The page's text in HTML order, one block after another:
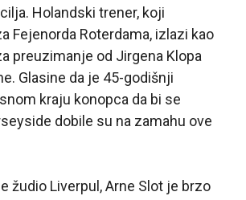
Holandski trener, koji
Fejenorda Roterdama, izlazi kao
preuzimanje od Jirgena Klopa
Glasine da je 45-godišnji
kraju konopca da bi se
dobile su na zamahu ove
žudio Liverpul, Arne Slot je brzo